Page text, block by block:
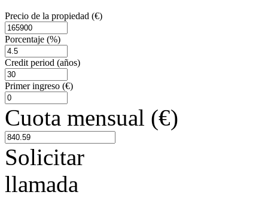
Precio de la propiedad (€)
Porcentaje (%)
Credit period (años)
Primer ingreso (€)
Cuota mensual (€)
Solicitar
llamada